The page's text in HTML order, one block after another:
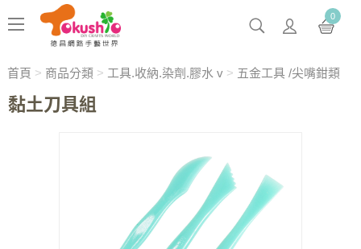
0
首頁 > 商品分類> 工具.收納.染劑.膠水 v> 五金工具 /尖嘴鉗類
黏土刀具組